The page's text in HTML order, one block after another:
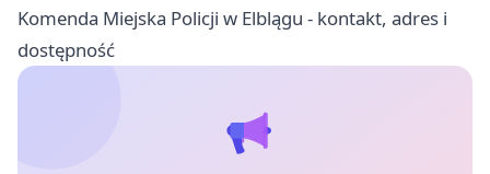
Komenda Miejska Policji w Elblągu - kontakt, adres i
dostępność